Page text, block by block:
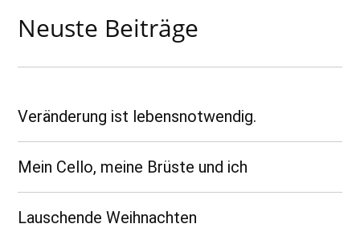
Neuste Beiträge
Veränderung ist lebensnotwendig.
Mein Cello, meine Brüste und ich
Lauschende Weihnachten